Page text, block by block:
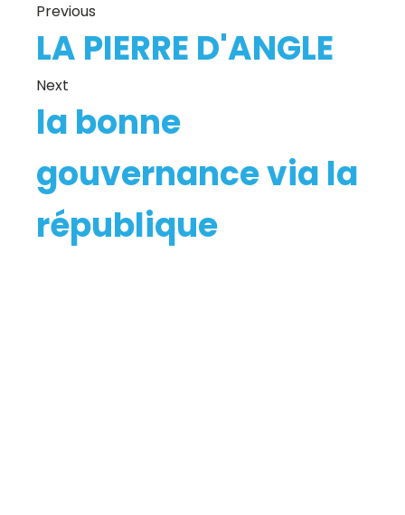
Previous
LA PIERRE D'ANGLE
Next
la bonne
gouvernance via la
république